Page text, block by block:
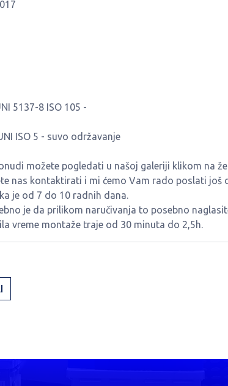
5137-8 ISO 105 -
ISO 5 - suvo održavanje
možete pogledati u našoj galeriji klikom na
nas kontaktirati i mi ćemo Vam rado poslati još
je od 7 do 10 radnih dana.
je da prilikom naručivanja to posebno
vreme montaže traje od 30 minuta do 2,5h.